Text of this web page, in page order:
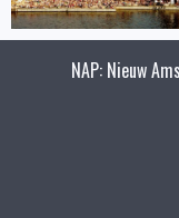
NAP: Nieuw